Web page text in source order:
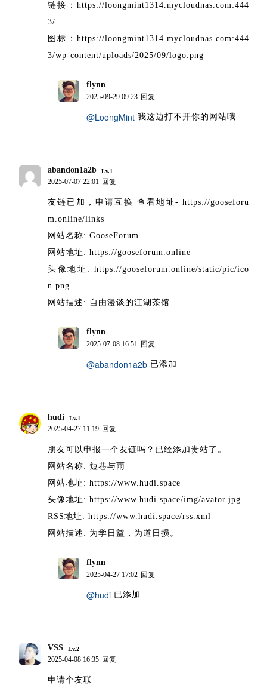
链接：https://loongmint1314.mycloudnas.com:444
3/
图标：https://loongmint1314.mycloudnas.com:444
3/wp-content/uploads/2025/09/logo.png
flynn
2025-09-29 09:23 回复
@LoongMint 我这边打不开你的网站哦
abandon1a2b Lv.1
2025-07-07 22:01 回复
友链已加，申请互换 查看地址- https://gooseforu
m.online/links
网站名称: GooseForum
网站地址: https://gooseforum.online
头像地址: https://gooseforum.online/static/pic/ico
n.png
网站描述: 自由漫谈的江湖茶馆
flynn
2025-07-08 16:51 回复
@abandon1a2b 已添加
hudi Lv.1
2025-04-27 11:19 回复
朋友可以申报一个友链吗？已经添加贵站了。
网站名称: 短巷与雨
网站地址: https://www.hudi.space
头像地址: https://www.hudi.space/img/avator.jpg
RSS地址: https://www.hudi.space/rss.xml
网站描述: 为学日益，为道日损。
flynn
2025-04-27 17:02 回复
@hudi 已添加
VSS Lv.2
2025-04-08 16:35 回复
申请个友联